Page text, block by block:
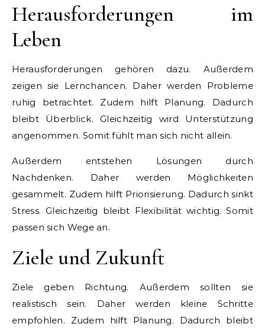
Herausforderungen im
Leben
Herausforderungen gehören dazu. Außerdem
zeigen sie Lernchancen. Daher werden Probleme
ruhig betrachtet. Zudem hilft Planung. Dadurch
bleibt Überblick. Gleichzeitig wird Unterstützung
angenommen. Somit fühlt man sich nicht allein.
Außerdem entstehen Lösungen durch
Nachdenken. Daher werden Möglichkeiten
gesammelt. Zudem hilft Priorisierung. Dadurch sinkt
Stress. Gleichzeitig bleibt Flexibilität wichtig. Somit
passen sich Wege an.
Ziele und Zukunft
Ziele geben Richtung. Außerdem sollten sie
realistisch sein. Daher werden kleine Schritte
empfohlen. Zudem hilft Planung. Dadurch bleibt